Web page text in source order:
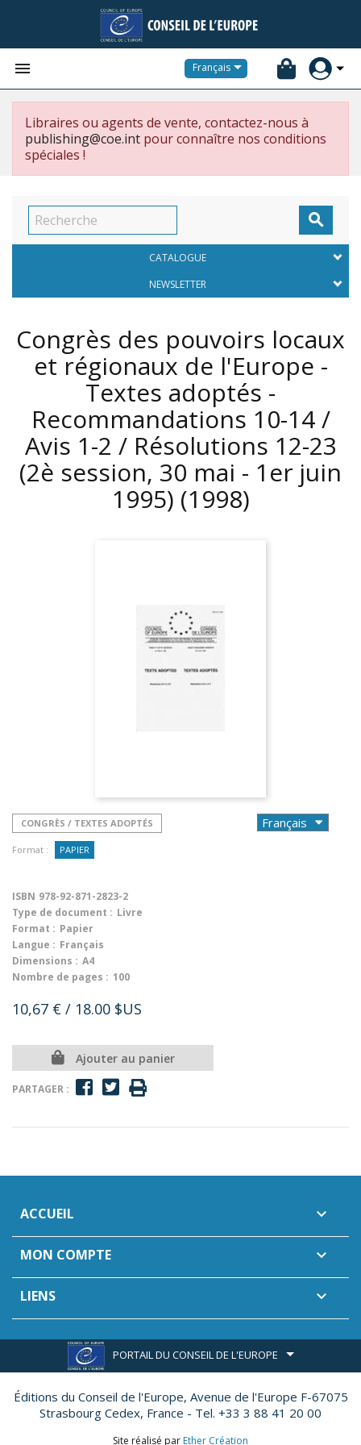
 Français
Libraires ou agents de vente, contactez-nous à
publishing@coe.int pour connaître nos conditions
spéciales !

CATALOGUE
NEWSLETTER
Congrès des pouvoirs locaux
et régionaux de l'Europe -
Textes adoptés -
Recommandations 10-14 /
Avis 1-2 / Résolutions 12-23
(2è session, 30 mai - 1er juin
1995) (1998)
CONGRÈS / TEXTES ADOPTÉS
Format : PAPIER
ISBN 978-92-871-2823-2
Type de document : Livre
Format : Papier
Langue : Français
Dimensions : A4
Nombre de pages : 100
10,67 € / 18.00 $US
Ajouter au panier
PARTAGER :
ACCUEIL 
MON COMPTE 
LIENS 
PORTAIL DU CONSEIL DE L'EUROPE
Éditions du Conseil de l'Europe, Avenue de l'Europe F-67075
Strasbourg Cedex, France - Tel. +33 3 88 41 20 00
Site réalisé par Ether Création